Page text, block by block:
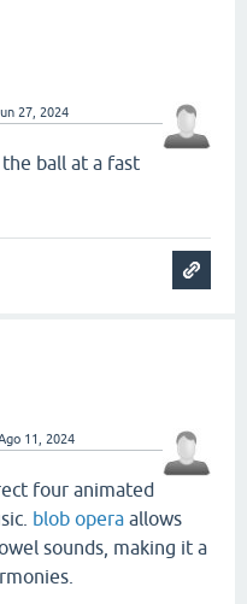
27, 2024
ball at a fast
11, 2024
four animated
blob opera allows
sounds, making it a